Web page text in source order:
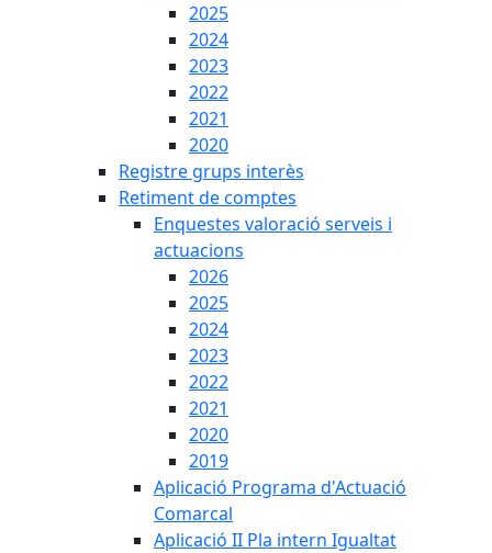
2025
2024
2023
2022
2021
2020
Registre grups interès
Retiment de comptes
Enquestes valoració serveis i
actuacions
2026
2025
2024
2023
2022
2021
2020
2019
Aplicació Programa d'Actuació
Comarcal
Aplicació II Pla intern Igualtat